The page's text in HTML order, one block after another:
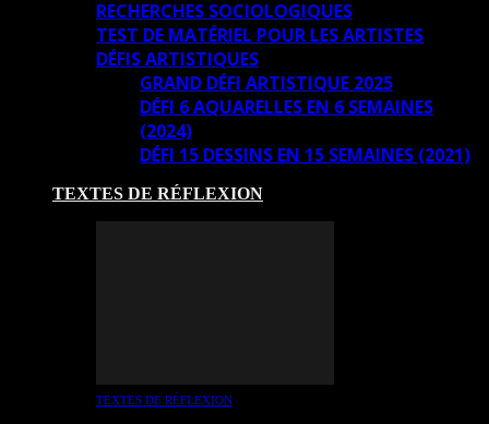
RECHERCHES SOCIOLOGIQUES
TEST DE MATÉRIEL POUR LES ARTISTES
DÉFIS ARTISTIQUES
GRAND DÉFI ARTISTIQUE 2025
DÉFI 6 AQUARELLES EN 6 SEMAINES
(2024)
DÉFI 15 DESSINS EN 15 SEMAINES (2021)
TEXTES DE RÉFLEXION
TEXTES DE RÉFLEXION